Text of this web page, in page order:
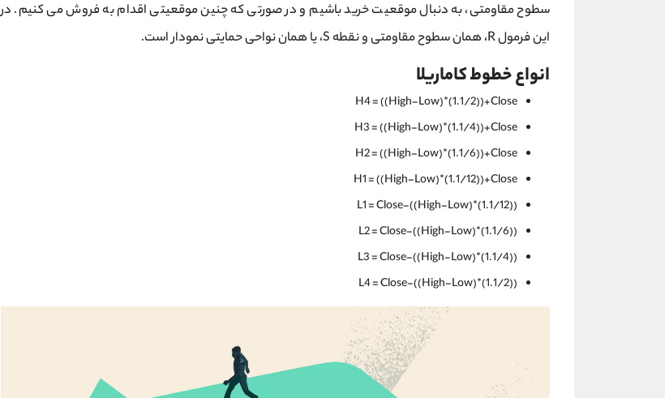
سطوح مقاومتی، به دنبال موقعیت خرید باشیم و در صورتی که چنین موقعیتی اقدام به فروش می کنیم. در
این فرمول R، همان سطوح مقاومتی و نقطه S، یا همان نواحی حمایتی نمودار است.
انواع خطوط کاماریلا
H4 = ((High-Low)*(1.1/2))+Close
H3 = ((High-Low)*(1.1/4))+Close
H2 = ((High-Low)*(1.1/6))+Close
H1 = ((High-Low)*(1.1/12))+Close
L1 = Close-((High-Low)*(1.1/12))
L2 = Close-((High-Low)*(1.1/6))
L3 = Close-((High-Low)*(1.1/4))
L4 = Close-((High-Low)*(1.1/2))